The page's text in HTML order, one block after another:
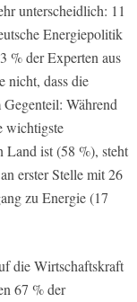
unterscheidlich: 11
Energiepolitik
% der Experten aus
nicht, dass die
Während
wichtigste
Land ist (58 %), steht
erster Stelle mit 26
zu Energie (17
die Wirtschaftskraft
67 % der